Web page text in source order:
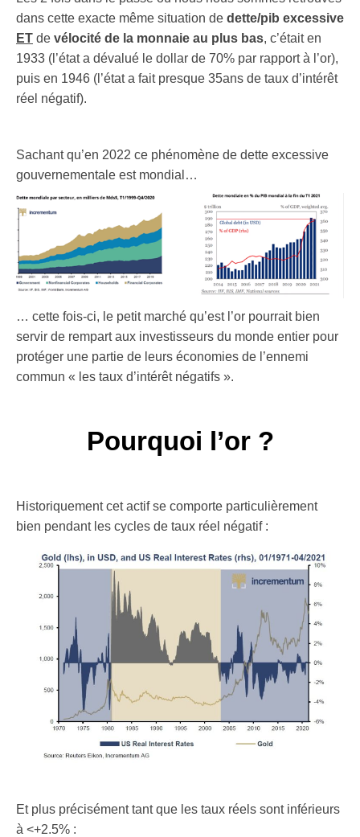
dans cette exacte même situation de dette/pib excessive
ET de vélocité de la monnaie au plus bas, c’était en
1933 (l’état a dévalué le dollar de 70% par rapport à l’or),
puis en 1946 (l’état a fait presque 35ans de taux d’intérêt
réel négatif).
Sachant qu’en 2022 ce phénomène de dette excessive
gouvernementale est mondial…
… cette fois-ci, le petit marché qu’est l’or pourrait bien
servir de rempart aux investisseurs du monde entier pour
protéger une partie de leurs économies de l’ennemi
commun « les taux d’intérêt négatifs ».
Pourquoi l’or ?
Historiquement cet actif se comporte particulièrement
bien pendant les cycles de taux réel négatif :
Et plus précisément tant que les taux réels sont inférieurs
à <+2.5% :